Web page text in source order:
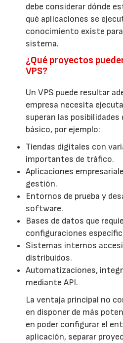
debe considerar dónde
qué aplicaciones se
conocimiento existe
sistema.
¿Qué proyectos
VPS?
Un VPS puede resultar
empresa necesita
superan las
básico, por ejemplo:
Tiendas digitales con
importantes de tráfico.
Aplicaciones
gestión.
Entornos de prueba y
software.
Bases de datos que
configuraciones
Sistemas internos
distribuidos.
Automatizaciones,
mediante API.
La ventaja principal no
en disponer de más
en poder configurar el
aplicación, separar